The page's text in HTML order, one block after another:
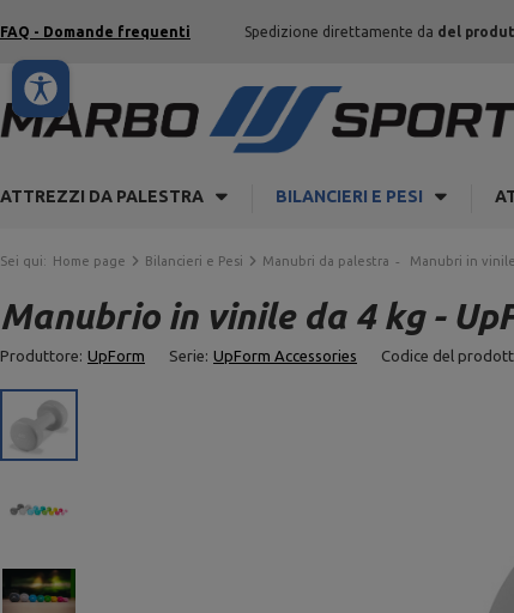
FAQ - Domande frequenti Spedizione direttamente da del
ATTREZZI DA PALESTRA BILANCIERI E PESI
Sei qui: Home page Bilancieri e Pesi Manubri da palestra Manubri in vinile
Manubrio in vinile da 4 kg -
Produttore: UpForm Serie: UpForm Accessories Codice del